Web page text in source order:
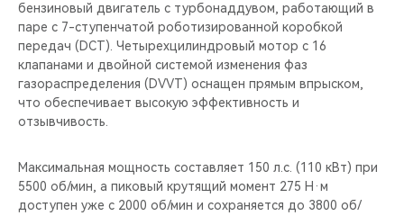
бензиновый двигатель с турбонаддувом, работающий в
паре с 7-ступенчатой роботизированной коробкой
передач (DCT). Четырехцилиндровый мотор с 16
клапанами и двойной системой изменения фаз
газораспределения (DVVT) оснащен прямым впрыском,
что обеспечивает высокую эффективность и
отзывчивость.
Максимальная мощность составляет 150 л.с. (110 кВт) при
5500 об/мин, а пиковый крутящий момент 275 Н·м
доступен уже с 2000 об/мин и сохраняется до 3800 об/